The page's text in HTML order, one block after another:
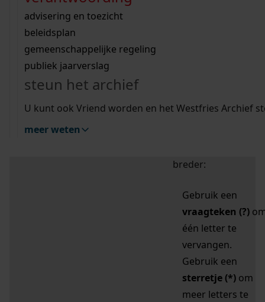
bouwvergunningen
omgevingsvergunningen
vergunningen
beeld en geluid
uitleg nodig?
Wij helpen u op weg met een aantal zoektips.
bekijk alle zoektips
Wij helpen u op weg met een aantal zoektips.
bekijk alle zoektips
bekijk ons geschiedenislokaal
advisering en toezicht
beleidsplan
gemeenschappelijke regeling
publiek jaarverslag
steun het archief
U kunt ook Vriend worden en het Westfries Archief
meer weten
zoektips
Mijn Studiezaal (inloggen)
uw zoekopdracht te
breder:
Gebruik een
vraagteken (?)
één letter te
vervangen.
Gebruik een
sterretje (*) om
meer letters te